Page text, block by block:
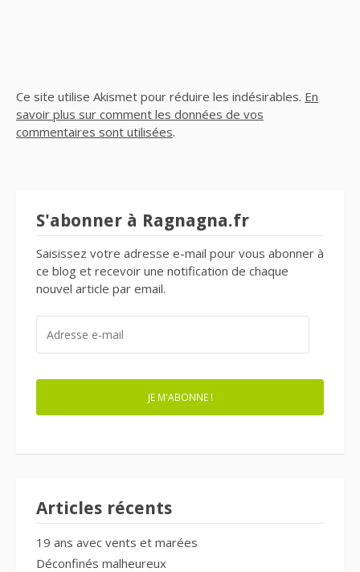
Ce site utilise Akismet pour réduire les indésirables. En
savoir plus sur comment les données de vos
commentaires sont utilisées.
S'abonner à Ragnagna.fr
Saisissez votre adresse e-mail pour vous abonner à
ce blog et recevoir une notification de chaque
nouvel article par email.
MAIL
JE M'ABONNE !
Articles récents
19 ans avec vents et marées
Déconfinés malheureux